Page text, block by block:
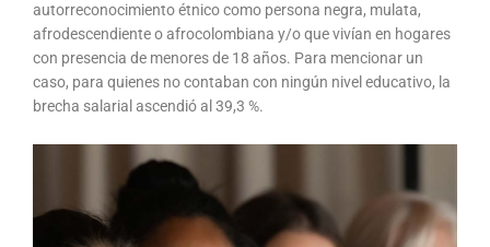
autorreconocimiento étnico como persona negra, mulata,
afrodescendiente o afrocolombiana y/o que vivían en hogares
con presencia de menores de 18 años. Para mencionar un
caso, para quienes no contaban con ningún nivel educativo, la
brecha salarial ascendió al 39,3 %.